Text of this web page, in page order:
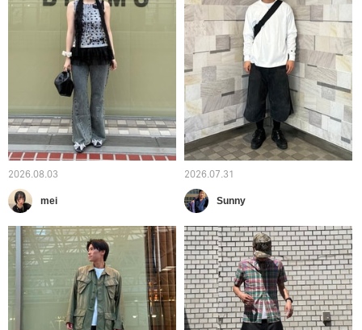
2026.08.03
mei
2026.07.31
Sunny